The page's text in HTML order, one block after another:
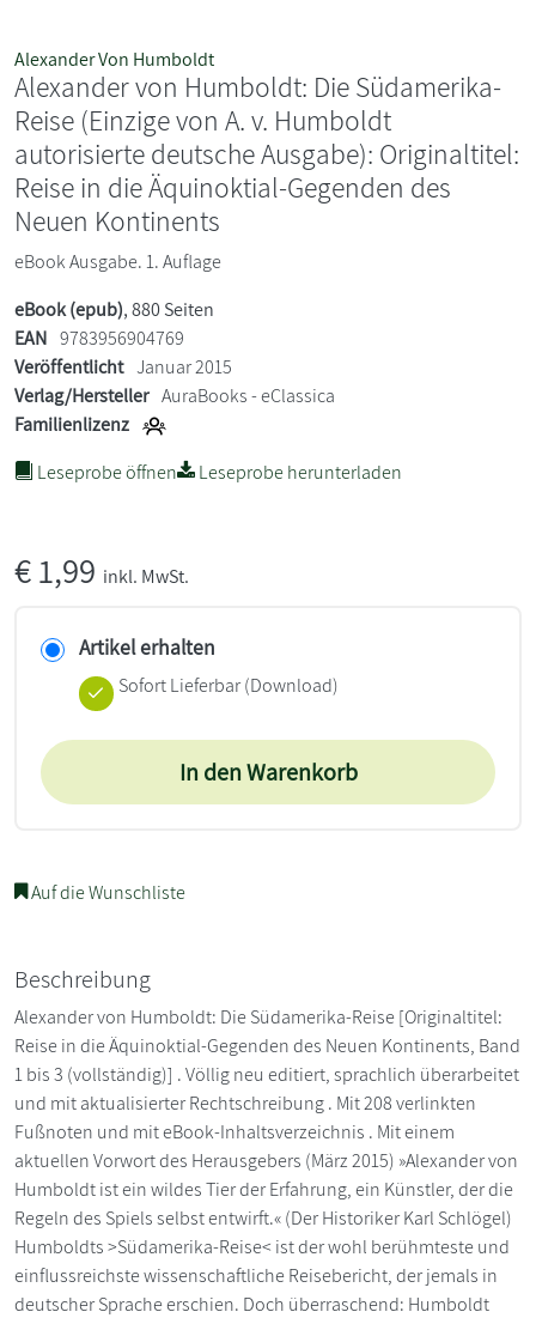
Alexander Von Humboldt
Alexander von Humboldt: Die Südamerika-
Reise (Einzige von A. v. Humboldt
autorisierte deutsche Ausgabe): Originaltitel:
Reise in die Äquinoktial-Gegenden des
Neuen Kontinents
eBook Ausgabe. 1. Auflage
eBook (epub), 880 Seiten
EAN 9783956904769
Veröffentlicht Januar 2015
Verlag/Hersteller AuraBooks - eClassica
Familienlizenz
Leseprobe öffnen
Leseprobe herunterladen
€1,99 inkl. MwSt.
Artikel erhalten
Sofort Lieferbar (Download)
In den Warenkorb
Auf die Wunschliste
Beschreibung
Alexander von Humboldt: Die Südamerika-Reise [Originaltitel:
Reise in die Äquinoktial-Gegenden des Neuen Kontinents, Band
1 bis 3 (vollständig)] . Völlig neu editiert, sprachlich überarbeitet
und mit aktualisierter Rechtschreibung . Mit 208 verlinkten
Fußnoten und mit eBook-Inhaltsverzeichnis . Mit einem
aktuellen Vorwort des Herausgebers (März 2015) »Alexander von
Humboldt ist ein wildes Tier der Erfahrung, ein Künstler, der die
Regeln des Spiels selbst entwirft.« (Der Historiker Karl Schlögel)
Humboldts >Südamerika-Reise< ist der wohl berühmteste und
einflussreichste wissenschaftliche Reisebericht, der jemals in
deutscher Sprache erschien. Doch überraschend: Humboldt